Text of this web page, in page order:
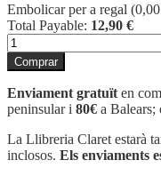
Embolicar per a regal (0,00
Total Payable: 12,90 €
quantitat
de
ODISEA
Comprar
Enviament gratuït en
peninsular i 80€ a Balears;
La Llibreria Claret estarà
inclosos. Els enviaments